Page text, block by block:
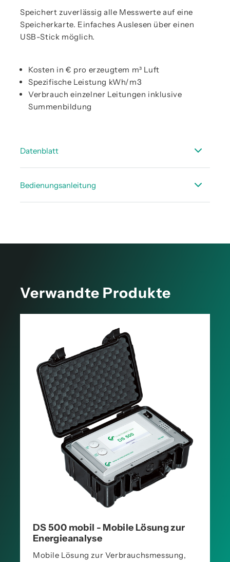
Speichert zuverlässig alle Messwerte auf eine
Speicherkarte. Einfaches Auslesen über einen
USB-Stick möglich.
Kosten in € pro erzeugtem m³ Luft
Spezifische Leistung kWh/m3
Verbrauch einzelner Leitungen inklusive
Summenbildung
Datenblatt
Bedienungsanleitung
Verwandte Produkte
DS 500 mobil - Mobile Lösung zur
Energieanalyse
Mobile Lösung zur Verbrauchsmessung,